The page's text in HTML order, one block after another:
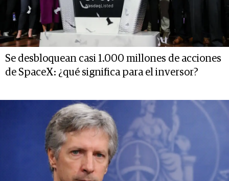
Se desbloquean casi 1.000 millones de acciones
de SpaceX: ¿qué significa para el inversor?